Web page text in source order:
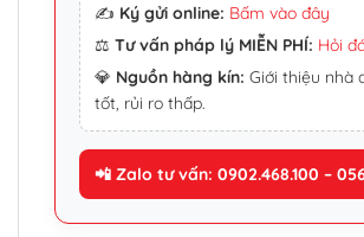
✍️ Ký gửi online: Bấm vào đây
⚖️ Tư vấn pháp lý MIỄN PHÍ: Hỏi
💎 Nguồn hàng kín: Giới thiệu nhà
tốt, rủi ro thấp.
📲 Zalo tư vấn: 0902.468.100 –